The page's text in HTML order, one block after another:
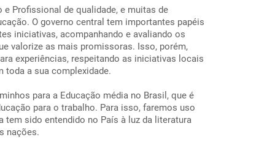
Profissional de qualidade, e muitas de
O governo central tem importantes papéis
iniciativas, acompanhando e avaliando os
valorize as mais promissoras. Isso, porém,
experiências, respeitando as iniciativas locais
toda a sua complexidade.
para a Educação média no Brasil, que é
para o trabalho. Para isso, faremos uso
sido entendido no País à luz da literatura
nações.